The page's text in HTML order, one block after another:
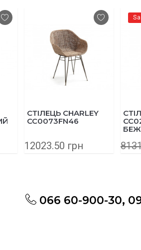
CHARLEY
грн
Sale -21%
СТІЛЕЦЬ ADAH
CC0248UE85
8131.50 грн
066 60-900-30,